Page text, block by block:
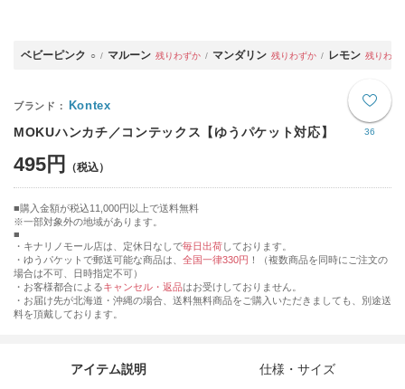
ベビーピンク ○ マルーン 残りわずか マンダリン 残りわずか レモン 残りわず
36
Kontex
MOKUハンカチ／コンテックス【ゆうパケット対応】
495円
購入金額が税込11,000円以上で送料無料
※一部対象外の地域があります。
・キナリノモール店は、定休日なしで毎日出荷しております。
・ゆうパケットで郵送可能な商品は、 全国一律330円 ！（複数商品を同時にご注文の
場合は不可、日時指定不可）
・お客様都合によるキャンセル・返品はお受けしておりません。
・お届け先が北海道・沖縄の場合、送料無料商品をご購入いただきましても、別途送
料を頂戴しております。
アイテム説明 仕様・サイズ